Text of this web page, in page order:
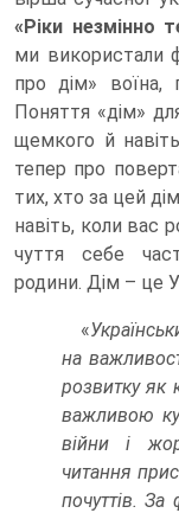
«Ріки незмінно
ми використали
про дім» воїна,
Поняття «дім»
щемкого й
тепер про
тих, хто за цей
навіть, коли вас
чуття себе
родини. Дім – це
«
на
розвитку як
важливою
війни і
читання
почуттів.